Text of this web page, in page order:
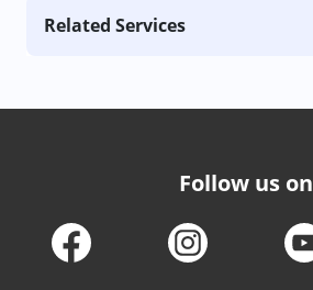
Related Services
Follow us on